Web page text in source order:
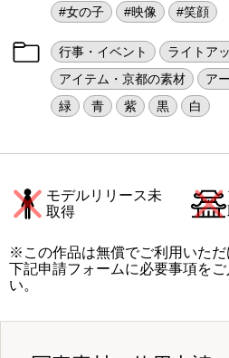
#女の子
#映像 #笑顔
行事・イベント ライトア
アイテム・京都の素材
ア
緑
青 紫 黒 白
モデルリリース未
取得
※この作品は無償でご利用いた
下記申請フォームに必要事項を
い。